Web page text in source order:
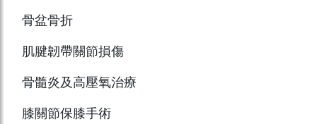
骨盆骨折
肌腱韌帶關節損傷
骨髓炎及高壓氧治療
膝關節保膝手術